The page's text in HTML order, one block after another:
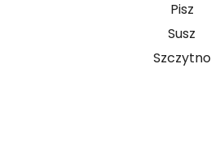
Pisz
Susz
Szczytno